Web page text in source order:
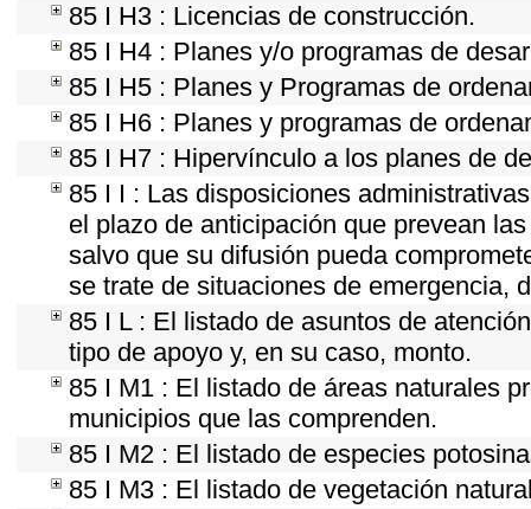
85 I H3 : Licencias de construcción.
85 I H4 : Planes y/o programas de
85 I H5 : Planes y Programas de
85 I H6 : Planes y programas de
85 I H7 : Hipervínculo a los planes de
85 I I : Las disposiciones
el plazo de anticipación que prevean
salvo que su difusión pueda
se trate de situaciones de emergencia,
85 I L : El listado de asuntos de
tipo de apoyo y, en su caso, monto.
85 I M1 : El listado de áreas naturales
municipios que las comprenden.
85 I M2 : El listado de especies
85 I M3 : El listado de vegetación